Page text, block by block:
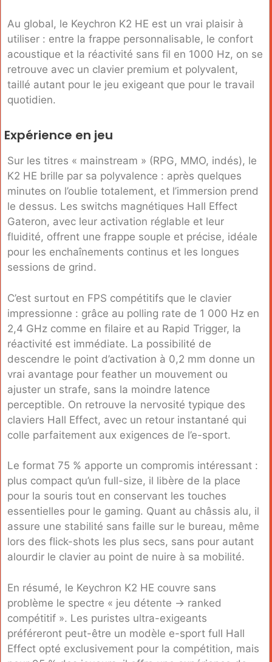
Au global, le Keychron K2 HE est un vrai plaisir à
utiliser : entre la frappe personnalisable, le confort
acoustique et la réactivité sans fil en 1000 Hz, on se
retrouve avec un clavier premium et polyvalent,
taillé autant pour le jeu exigeant que pour le travail
quotidien.
Expérience en jeu
Sur les titres « mainstream » (RPG, MMO, indés), le
K2 HE brille par sa polyvalence : après quelques
minutes on l’oublie totalement, et l’immersion prend
le dessus. Les switchs magnétiques Hall Effect
Gateron, avec leur activation réglable et leur
fluidité, offrent une frappe souple et précise, idéale
pour les enchaînements continus et les longues
sessions de grind.
C’est surtout en FPS compétitifs que le clavier
impressionne : grâce au polling rate de 1 000 Hz en
2,4 GHz comme en filaire et au Rapid Trigger, la
réactivité est immédiate. La possibilité de
descendre le point d’activation à 0,2 mm donne un
vrai avantage pour feather un mouvement ou
ajuster un strafe, sans la moindre latence
perceptible. On retrouve la nervosité typique des
claviers Hall Effect, avec un retour instantané qui
colle parfaitement aux exigences de l’e-sport.
Le format 75 % apporte un compromis intéressant :
plus compact qu’un full-size, il libère de la place
pour la souris tout en conservant les touches
essentielles pour le gaming. Quant au châssis alu, il
assure une stabilité sans faille sur le bureau, même
lors des flick-shots les plus secs, sans pour autant
alourdir le clavier au point de nuire à sa mobilité.
En résumé, le Keychron K2 HE couvre sans
problème le spectre « jeu détente → ranked
compétitif ». Les puristes ultra-exigeants
préféreront peut-être un modèle e-sport full Hall
Effect opté exclusivement pour la compétition, mais